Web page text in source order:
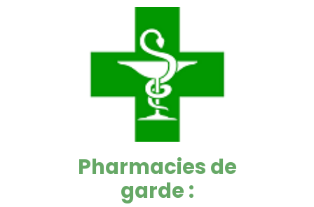
Pharmacies de
garde :